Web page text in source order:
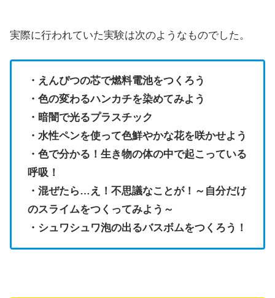
実際に行われていた実験は次のようなものでした。
・えんぴつの芯で燃料電池をつくろう
・色の変わるハンカチを染めてみよう
・暗闇で光るプラスチック
・水性ペンを使って色鮮やかな花を咲かせよう
・色で分かる！生き物の体の中で起こっている
呼吸！
・混ぜたら…え！不思議なことが！～自分だけ
のスライムをつくってみよう～
・シュワシュワ泡の出るバスボムをつくろう！